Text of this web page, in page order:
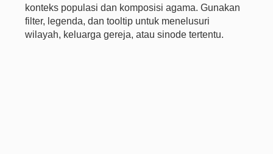
konteks populasi dan komposisi agama. Gunakan
filter, legenda, dan tooltip untuk menelusuri
wilayah, keluarga gereja, atau sinode tertentu.